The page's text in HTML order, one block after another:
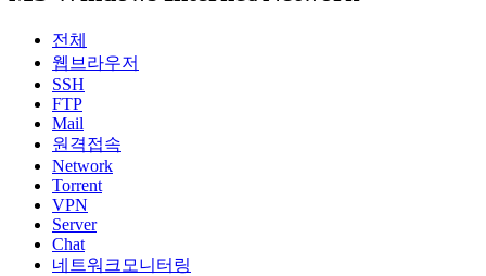
전체
웹브라우저
SSH
FTP
Mail
원격접속
Network
Torrent
VPN
Server
Chat
네트워크모니터링